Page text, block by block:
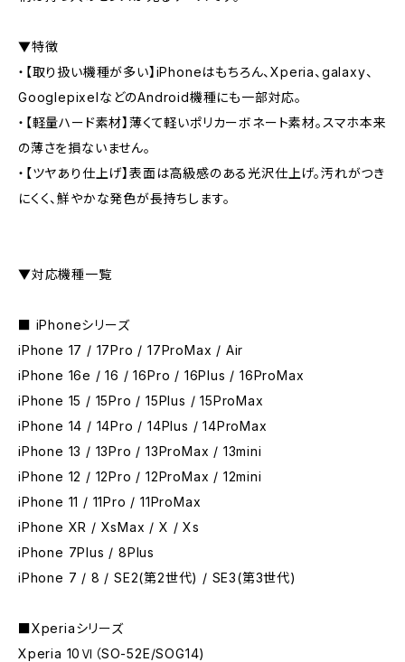
▼特徴
・【取り扱い機種が多い】iPhoneはもちろん、Xperia、galaxy、
GooglepixelなどのAndroid機種にも一部対応。
・【軽量ハード素材】薄くて軽いポリカーボネート素材。スマホ本来
の薄さを損ないません。
・【ツヤあり仕上げ】表面は高級感のある光沢仕上げ。汚れがつき
にくく、鮮やかな発色が長持ちします。
▼対応機種一覧
■ iPhoneシリーズ
iPhone 17 / 17Pro / 17ProMax / Air
iPhone 16e / 16 / 16Pro / 16Plus / 16ProMax
iPhone 15 / 15Pro / 15Plus / 15ProMax
iPhone 14 / 14Pro / 14Plus / 14ProMax
iPhone 13 / 13Pro / 13ProMax / 13mini
iPhone 12 / 12Pro / 12ProMax / 12mini
iPhone 11 / 11Pro / 11ProMax
iPhone XR / XsMax / X / Xs
iPhone 7Plus / 8Plus
iPhone 7 / 8 / SE2(第2世代) / SE3(第3世代)
■Xperiaシリーズ
Xperia 10Ⅵ（SO-52E/SOG14)